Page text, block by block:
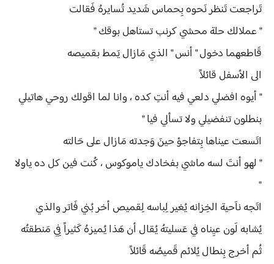
تَراجعت تَنظر نَحوه بِحماس شَديد تُسايرهُ فَقالت
" عملالك حلة محشي كرنب تستاهل بوقك "
قَاطعهما دخول " أنس " الذي مَازال يَمط بقميصه
الى الأسفل قائلاً
" أيوه افضلي دلعي فيه أنتِ كده ، وانا لما اقولك روحي هاتيلي
بنطلون تنفضيلي ولا تسألي فيا "
اتَسعت عيناها بِتفاجؤ حينَ وَجدته مَازال على حَالته
" لهو أنتَ لسه ماشي بفخادك ياموكوس ، كُنت فين كل ده ياولا
"
اتَجه ناَحية الخِزانه يُغير لِباسه لِقميص أخر بُني فَاتر والذي
يُشابه لَون عيِناه في عَسليتهُ يُقال أن هَذا يُميزهُ كَثيراً فِي مَنطقتُه
ثُم أخرج بِنطال يُلائم قَميصُه قَائلاً